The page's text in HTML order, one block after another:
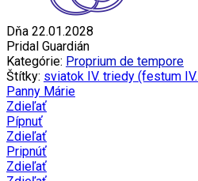
Dňa 22.01.2028
Pridal Guardián
Kategórie: Proprium de tempore
Štítky: sviatok IV. triedy (festum
Panny Márie
Zdieľať
Pípnuť
Zdieľať
Pripnúť
Zdieľať